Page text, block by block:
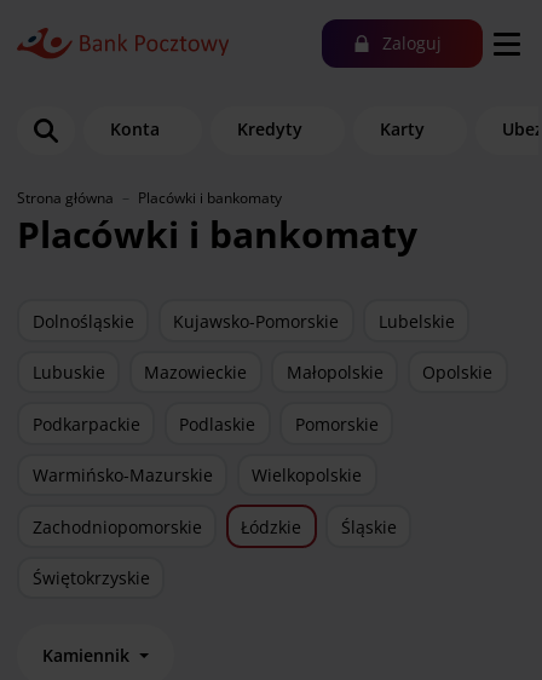
Zaloguj
Konta Kredyty Karty
Strona główna Placówki i bankomaty
Placówki i bankomaty
Dolnośląskie Kujawsko-Pomorskie Lubelskie
Lubuskie Mazowieckie Małopolskie Opolskie
Podkarpackie Podlaskie Pomorskie
Warmińsko-Mazurskie Wielkopolskie
Zachodniopomorskie Łódzkie Śląskie
Świętokrzyskie
Kamiennik